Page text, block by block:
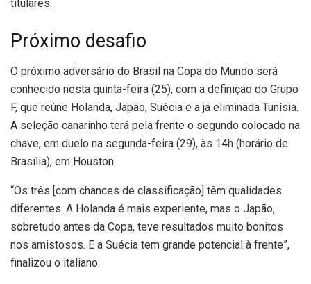
titulares.
Próximo desafio
O próximo adversário do Brasil na Copa do Mundo será
conhecido nesta quinta-feira (25), com a definição do Grupo
F, que reúne Holanda, Japão, Suécia e a já eliminada Tunísia.
A seleção canarinho terá pela frente o segundo colocado na
chave, em duelo na segunda-feira (29), às 14h (horário de
Brasília), em Houston.
“Os três [com chances de classificação] têm qualidades
diferentes. A Holanda é mais experiente, mas o Japão,
sobretudo antes da Copa, teve resultados muito bonitos
nos amistosos. E a Suécia tem grande potencial à frente”,
finalizou o italiano.